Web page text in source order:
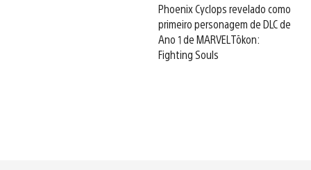
Phoenix Cyclops revelado como
primeiro personagem de DLC de
Ano 1 de MARVEL Tōkon:
Fighting Souls